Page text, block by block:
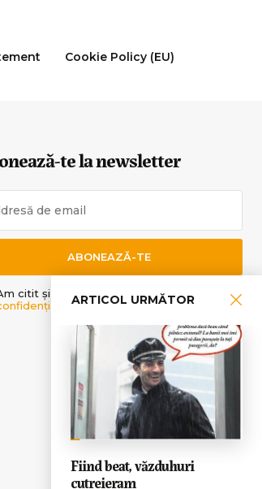
ARTICOL URMĂTOR
Fiind beat, văzduhuri
cutreieram
Cookie Policy (EU)
te la newsletter
ABONEAZĂ-TE
citit și sunt de acord cuPolitica de
.